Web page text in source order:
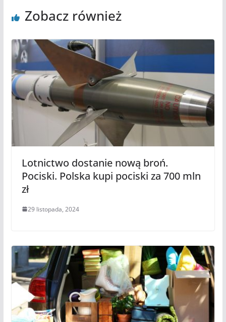
Zobacz również
Lotnictwo dostanie nową broń.
Pociski. Polska kupi pociski za 700 mln
zł
29 listopada, 2024